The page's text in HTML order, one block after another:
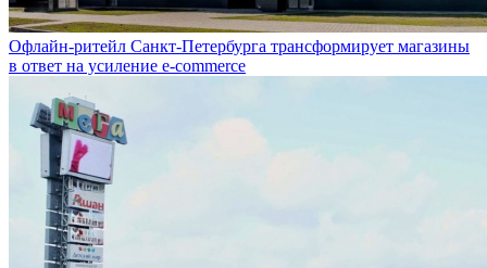
Офлайн-ритейл Санкт-Петербурга трансформирует магазины
в ответ на усиление e-commerce